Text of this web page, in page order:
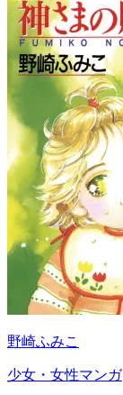
野崎ふみこ
少女・女性マンガ